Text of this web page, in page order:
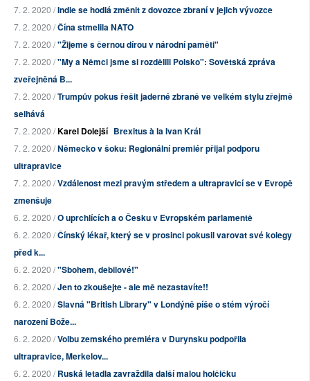
7. 2. 2020 /Indie se hodlá změnit z dovozce zbraní v jejich vývozce
7. 2. 2020 /Čína stmelila NATO
7. 2. 2020 /"Žijeme s černou dírou v národní paměti"
7. 2. 2020 /"My a Němci jsme si rozdělili Polsko": Sovětská zpráva
zveřejněná B...
7. 2. 2020 /Trumpův pokus řešit jaderné zbraně ve velkém stylu zřejmě
selhává
7. 2. 2020 /Karel Dolejší Brexitus à la Ivan Král
7. 2. 2020 /Německo v šoku: Regionální premiér přijal podporu
ultrapravice
7. 2. 2020 /Vzdálenost mezi pravým středem a ultrapravicí se v Evropě
zmenšuje
6. 2. 2020 /O uprchlících a o Česku v Evropském parlamentě
6. 2. 2020 /Čínský lékař, který se v prosinci pokusil varovat své kolegy
před k...
6. 2. 2020 /"Sbohem, debilové!"
6. 2. 2020 /Jen to zkoušejte - ale mě nezastavíte!!
6. 2. 2020 /Slavná "British Library" v Londýně píše o stém výročí
narození Bože...
6. 2. 2020 /Volbu zemského premiéra v Durynsku podpořila
ultrapravice, Merkelov...
6. 2. 2020 /Ruská letadla zavraždila další malou holčičku